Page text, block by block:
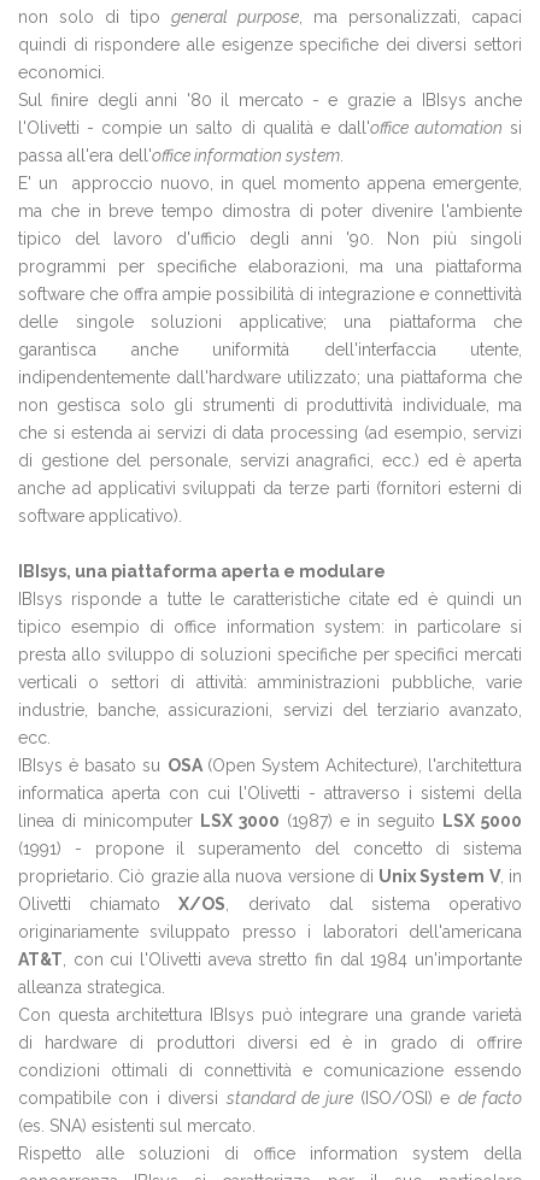
non solo di tipo general purpose , ma personalizzati, capaci
quindi di rispondere alle esigenze specifiche dei diversi settori
economici.
Sul finire degli anni '80 il mercato - e grazie a IBIsys anche
l'Olivetti - compie un salto di qualità e dall'office automation si
passa all'era dell'office information system
E' un approccio nuovo, in quel momento appena emergente,
ma che in breve tempo dimostra di poter divenire l'ambiente
tipico del lavoro d'ufficio degli anni '90. Non più singoli
programmi per specifiche elaborazioni, ma una piattaforma
software che offra ampie possibilità di integrazione e connettività
delle singole soluzioni applicative; una piattaforma che
garantisca anche uniformità dell'interfaccia utente,
indipendentemente dall'hardware utilizzato; una piattaforma che
non gestisca solo gli strumenti di produttività individuale, ma
che si estenda ai servizi di data processing (ad esempio, servizi
di gestione del personale, servizi anagrafici, ecc.) ed è aperta
anche ad applicativi sviluppati da terze parti (fornitori esterni di
software applicativo).
IBIsys, una piattaforma aperta e modulare
IBIsys risponde a tutte le caratteristiche citate ed è quindi un
tipico esempio di office information system: in particolare si
presta allo sviluppo di soluzioni specifiche per specifici mercati
verticali o settori di attività: amministrazioni pubbliche, varie
industrie, banche, assicurazioni, servizi del terziario avanzato,
ecc.
IBIsys è basato su OSA (Open System Achitecture), l'architettura
informatica aperta con cui l'Olivetti - attraverso i sistemi della
linea di minicomputer LSX 3000 (1987) e in seguito
LSX 5000
(1991) - propone il superamento del concetto di sistema
proprietario. Ciò grazie alla nuova versione di Unix System V, in
Olivetti chiamatoX/OS , derivato dal sistema operativo
originariamente sviluppato presso i laboratori dell'americana
AT&T , con cui l'Olivetti aveva stretto fin dal 1984 un'importante
alleanza strategica.
Con questa architettura IBIsys può integrare una grande varietà
di hardware di produttori diversi ed è in grado di offrire
condizioni ottimali di connettività e comunicazione essendo
compatibile con i diversi standard de jure (ISO/OSI) e de facto
(es. SNA) esistenti sul mercato.
Rispetto alle soluzioni di office information system della